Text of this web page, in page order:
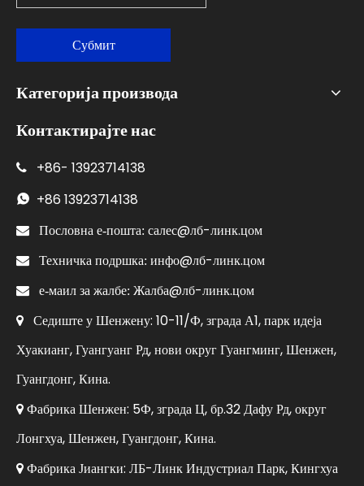
Субмит
Категорија производа
Контактирајте нас
 +86- 13923714138
 +86 13923714138
 Пословна е-пошта: салес@лб-линк.цом
 Техничка подршка: инфо@лб-линк.цом
 е-маил за жалбе: Жалба@лб-линк.цом
 Седиште у Шенжену: 10-11/Ф, зграда А1, парк идеја
Хуакианг, Гуангуанг Рд, нови округ Гуангминг, Шенжен,
Гуангдонг, Кина.
 Фабрика Шенжен: 5Ф, зграда Ц, бр.32 Дафу Рд, округ
Лонгхуа, Шенжен, Гуангдонг, Кина.
 Фабрика Јиангки: ЛБ-Линк Индустриал Парк, Кингхуа